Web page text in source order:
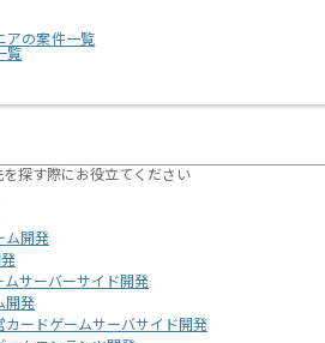
アの案件一覧
覧
探す際にお役立てください
ム開発
ムサーバーサイド開発
開発
カードゲームサーバサイド開発